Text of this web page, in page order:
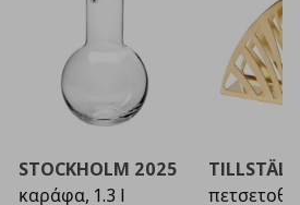
STOCKHOLM 2025
καράφα, 1.3 l